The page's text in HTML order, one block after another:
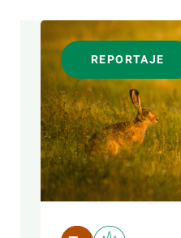
FORMATO
AUTOR
REPORTAJE